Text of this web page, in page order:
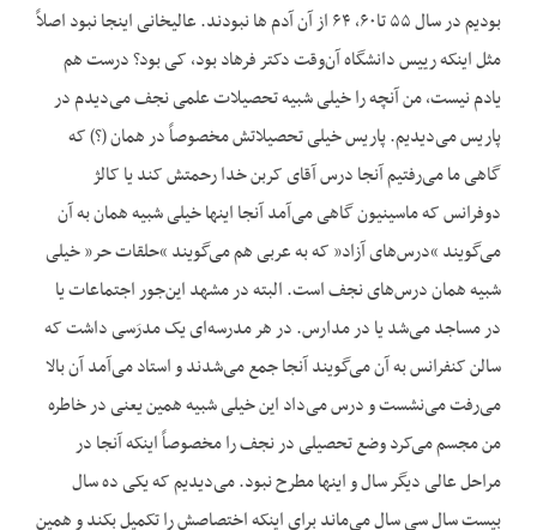
بودیم در سال ۵۵ تا۶۰، ۶۴ از آن آدم ها نبودند. عالیخانی اینجا نبود اصلاً
مثل اینکه رییس دانشگاه آن‌وقت دکتر فرهاد بود، کی بود؟ درست هم
یادم نیست، من آنچه را خیلی شبیه تحصیلات علمی نجف می‌دیدم در
پاریس می‌دیدیم. پاریس خیلی تحصیلاتش مخصوصاً در همان (؟) که
گاهی ما می‌رفتیم آنجا درس آقای کربن خدا رحمتش کند یا کالژ
دوفرانس که ماسینیون گاهی می‌آمد آنجا اینها خیلی شبیه همان به آن
می‌گویند “درس‌های آزاد” که به عربی هم می‌گویند “حلقات حر” خیلی
شبیه همان درس‌های نجف است. البته در مشهد این‌جور اجتماعات یا
در مساجد می‌شد یا در مدارس. در هر مدرسه‌ای یک مدرَسی داشت که
سالن کنفرانس به آن می‌گویند آنجا جمع می‌شدند و استاد می‌آمد آن بالا
می‌رفت می‌نشست و درس می‌داد این خیلی شبیه همین یعنی در خاطره‌
من مجسم می‌کرد وضع تحصیلی در نجف را مخصوصاً اینکه آنجا در
مراحل عالی دیگر سال و اینها مطرح نبود. می‌دیدیم که یکی ده سال
بیست سال سی سال می‌ماند برای اینکه اختصاصش را تکمیل بکند و همین